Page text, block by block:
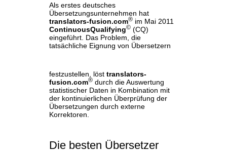
Als erstes deutsches
Übersetzungsunternehmen hat
translators-fusion.com® im Mai 2011
ContinuousQualifying© (CQ)
eingeführt. Das Problem, die
tatsächliche Eignung von Übersetzern
festzustellen, löst translators-
fusion.com® durch die Auswertung
statistischer Daten in Kombination mit
der kontinuierlichen Überprüfung der
Übersetzungen durch externe
Korrektoren.
Die besten Übersetzer